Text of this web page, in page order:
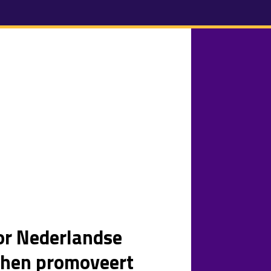
Nederlandse
promoveert